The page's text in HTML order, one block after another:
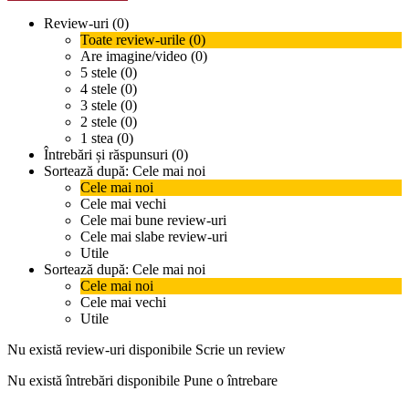
Review-uri (0)
Toate review-urile (0)
Are imagine/video (0)
5 stele (0)
4 stele (0)
3 stele (0)
2 stele (0)
1 stea (0)
Întrebări și răspunsuri (0)
Sortează după: Cele mai noi
Cele mai noi
Cele mai vechi
Cele mai bune review-uri
Cele mai slabe review-uri
Utile
Sortează după: Cele mai noi
Cele mai noi
Cele mai vechi
Utile
Nu există review-uri disponibile Scrie un review
Nu există întrebări disponibile Pune o întrebare